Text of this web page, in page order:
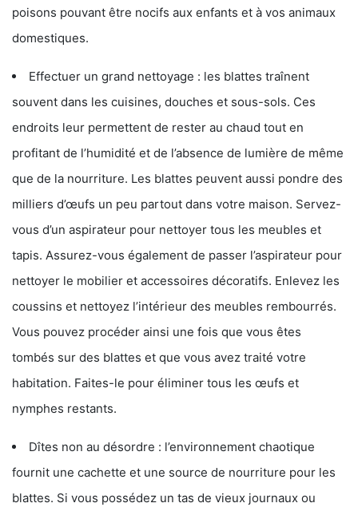
poisons pouvant être nocifs aux enfants et à vos animaux
domestiques.
Effectuer un grand nettoyage : les blattes traînent
souvent dans les cuisines, douches et sous-sols. Ces
endroits leur permettent de rester au chaud tout en
profitant de l’humidité et de l’absence de lumière de même
que de la nourriture. Les blattes peuvent aussi pondre des
milliers d’œufs un peu partout dans votre maison. Servez-
vous d’un aspirateur pour nettoyer tous les meubles et
tapis. Assurez-vous également de passer l’aspirateur pour
nettoyer le mobilier et accessoires décoratifs. Enlevez les
coussins et nettoyez l’intérieur des meubles rembourrés.
Vous pouvez procéder ainsi une fois que vous êtes
tombés sur des blattes et que vous avez traité votre
habitation. Faites-le pour éliminer tous les œufs et
nymphes restants.
Dîtes non au désordre : l’environnement chaotique
fournit une cachette et une source de nourriture pour les
blattes. Si vous possédez un tas de vieux journaux ou